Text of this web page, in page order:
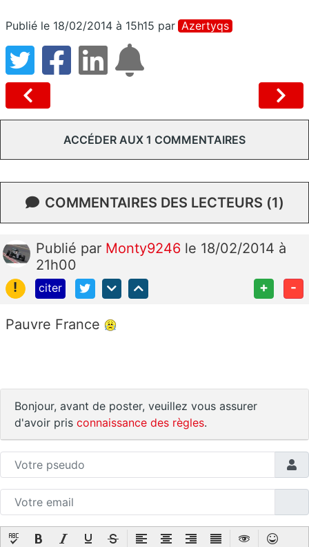
Publié le 18/02/2014 à 15h15 par Azertyqs
ACCÉDER AUX 1 COMMENTAIRES
COMMENTAIRES DES LECTEURS (1)
Publié par Monty9246 le 18/02/2014 à
21h00
!
citer + -
Pauvre France
Bonjour, avant de poster, veuillez vous assurer
d'avoir pris connaissance des règles.